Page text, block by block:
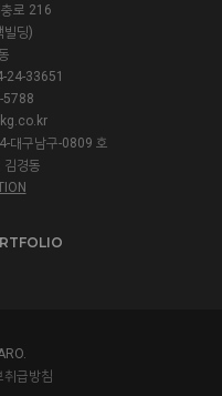
로 216
빌딩)
24-33651
5788
대구남구-0809 호
김경동
취급방침